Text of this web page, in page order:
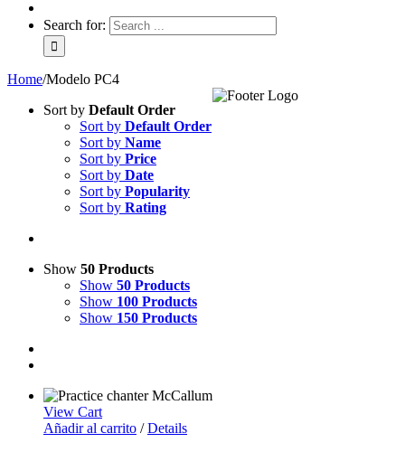
Search for:
Home/Modelo PC4
Sort by Default Order
Sort by Default Order
Sort by Name
Sort by Price
Sort by Date
Sort by Popularity
Sort by Rating
Show 50 Products
Show 50 Products
Show 100 Products
Show 150 Products
View Cart
Añadir al carrito / Details